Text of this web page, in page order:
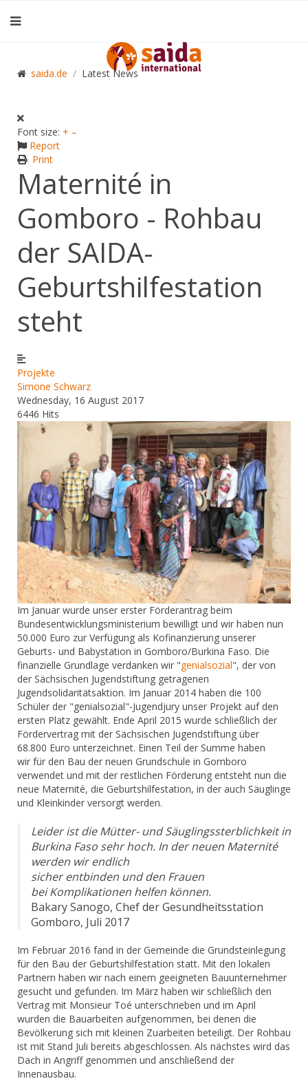
saida.de Latest News
Font size: + –
Report
Print
Maternité in
Gomboro - Rohbau
der SAIDA-
Geburtshilfestation
steht
Projekte
Simone Schwarz
Wednesday, 16 August 2017
6446 Hits
​Im Januar wurde unser erster Förderantrag beim
Bundesentwicklungsministerium bewilligt und wir haben nun
50.000 Euro zur Verfügung als Kofinanzierung unserer
Geburts- und Babystation in Gomboro/Burkina Faso. Die
finanzielle Grundlage verdanken wir "genialsozial", der von
der Sächsischen Jugendstiftung getragenen
Jugendsolidaritätsaktion. Im Januar 2014 haben die 100
Schüler der "genialsozial"-Jugendjury unser Projekt auf den
ersten Platz gewählt. Ende April 2015 wurde schließlich der
Fördervertrag mit der Sächsischen Jugendstiftung über
68.800 Euro unterzeichnet. Einen Teil der Summe haben
wir für den Bau der neuen Grundschule in Gomboro
verwendet und mit der restlichen Förderung entsteht nun die
neue Maternité, die Geburtshilfestation, in der auch Säuglinge
und Kleinkinder versorgt werden.
Leider ist die Mütter- und Säuglingssterblichkeit in
Burkina Faso sehr hoch. In der neuen Maternité
werden wir endlich
sicher entbinden und den Frauen
bei Komplikationen helfen können.
Bakary Sanogo, Chef der Gesundheitsstation
Gomboro, Juli 2017
​Im Februar 2016 fand in der Gemeinde die Grundsteinlegung
für den Bau der Geburtshilfestation statt. Mit den lokalen
Partnern haben wir nach einem geeigneten Bauunternehmer
gesucht und gefunden. Im März haben wir schließlich den
Vertrag mit Monsieur Toé unterschrieben und im April
wurden die Bauarbeiten aufgenommen, bei denen die
Bevölkerung sich mit kleinen Zuarbeiten beteiligt. Der Rohbau
ist mit Stand Juli bereits abgeschlossen. Als nächstes wird das
Dach in Angriff genommen und anschließend der
Innenausbau.